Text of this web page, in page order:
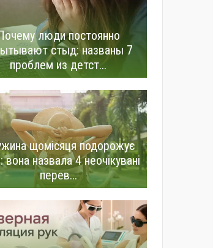
люди постоянно
стыд: названы 7
проблем из детст...
щомісяця подорожує
вона назвала 4 неочікувані
перев...